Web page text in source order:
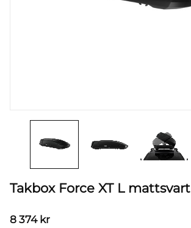
Takbox Force XT L mattsvart
8 374kr